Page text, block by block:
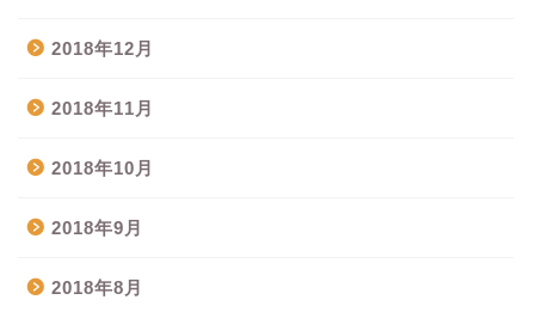
2018年12月
2018年11月
2018年10月
2018年9月
2018年8月